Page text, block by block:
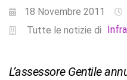
18 Novembre 2011
Tutte le notizie di
L’assessore Gentile